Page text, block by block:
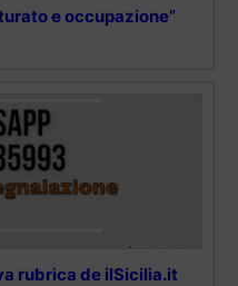
e occupazione”
rubrica de ilSicilia.it